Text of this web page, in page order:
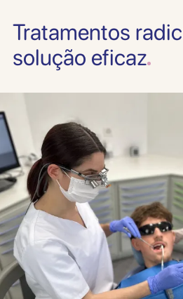
Tratamentos
solução eficaz